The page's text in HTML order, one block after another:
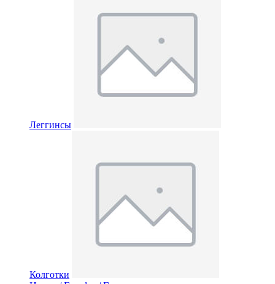
Леггинсы
Колготки